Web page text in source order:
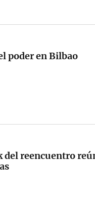
poder en Bilbao
del reencuentro